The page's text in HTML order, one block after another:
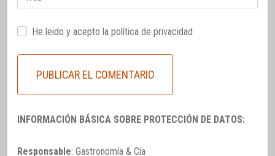
He leido y acepto la política de privacidad
INFORMACIÓN BÁSICA SOBRE PROTECCIÓN DE DATOS:
Responsable: Gastronomía & Cía